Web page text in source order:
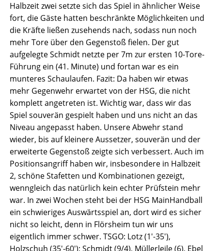
Halbzeit zwei setzte sich das Spiel in ähnlicher Weise
fort, die Gäste hatten beschränkte Möglichkeiten und
die Kräfte ließen zusehends nach, sodass nun noch
mehr Tore über den Gegenstoß fielen. Der gut
aufgelegte Schmidt netzte per 7m zur ersten 10-Tore-
Führung ein (41. Minute) und fortan war es ein
munteres Schaulaufen. Fazit: Da haben wir etwas
mehr Gegenwehr erwartet von der HSG, die nicht
komplett angetreten ist. Wichtig war, dass wir das
Spiel souverän gespielt haben und uns nicht an das
Niveau angepasst haben. Unsere Abwehr stand
wieder, bis auf kleinere Aussetzer, souverän und der
erweiterte Gegenstoß zeigte sich verbessert. Auch im
Positionsangriff haben wir, insbesondere in Halbzeit
2, schöne Stafetten und Kombinationen gezeigt,
wenngleich das natürlich kein echter Prüfstein mehr
war. In zwei Wochen steht bei der HSG MainHandball
ein schwieriges Auswärtsspiel an, dort wird es sicher
nicht so leicht, denn in Flörsheim tun wir uns
eigentlich immer schwer. TSGO: Lotz (1'-35'),
Holzschuh (35'-60'); Schmidt (9/4), Müllerleile (6), Ebel